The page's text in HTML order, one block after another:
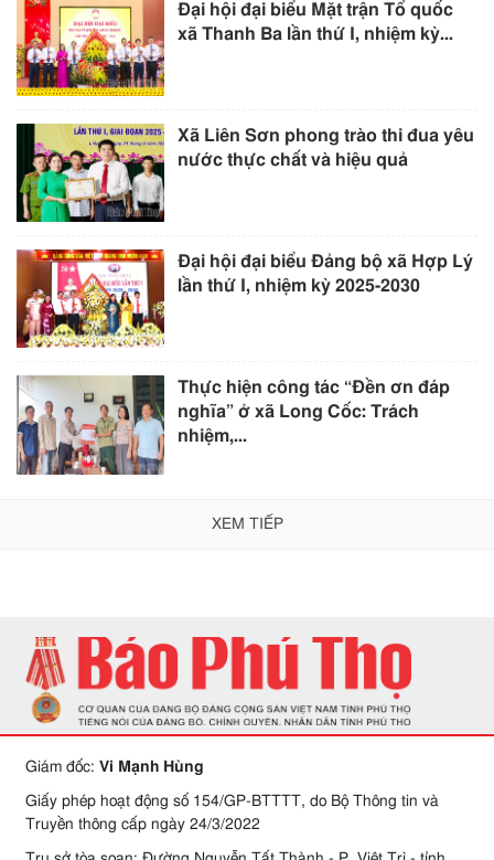
Đại hội đại biểu Mặt trận Tổ quốc
xã Thanh Ba lần thứ I, nhiệm kỳ...
Xã Liên Sơn phong trào thi đua yêu
nước thực chất và hiệu quả
Đại hội đại biểu Đảng bộ xã Hợp Lý
lần thứ I, nhiệm kỳ 2025-2030
Thực hiện công tác “Đền ơn đáp
nghĩa” ở xã Long Cốc: Trách
nhiệm,...
XEM TIẾP
Giám đốc: Vi Mạnh Hùng
Giấy phép hoạt động số 154/GP-BTTTT, do Bộ Thông tin và
Truyền thông cấp ngày 24/3/2022